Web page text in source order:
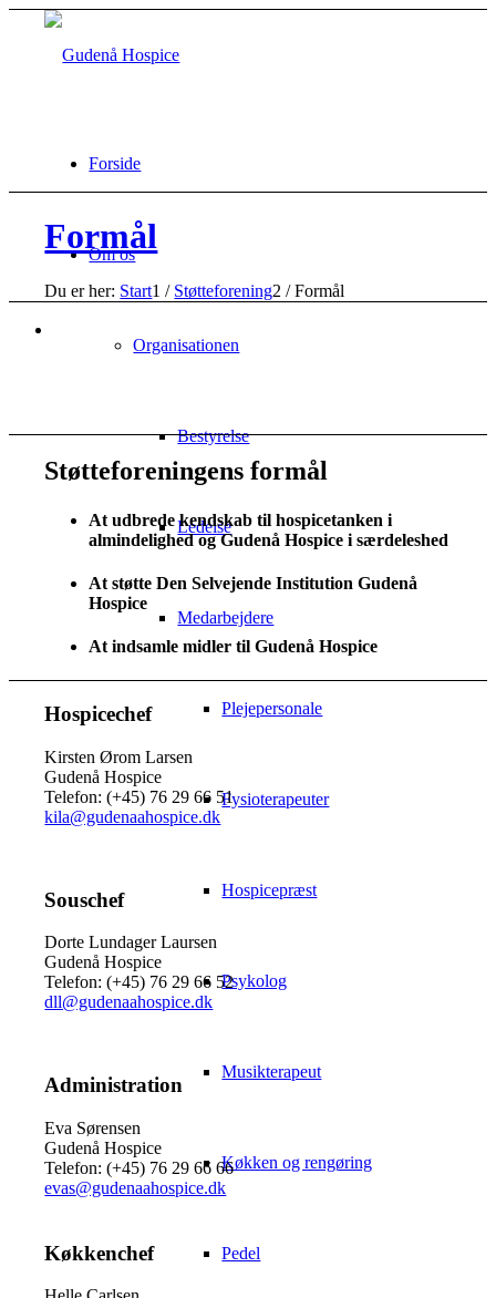
Forside
Om os
Organisationen
Bestyrelse
Ledelse
Medarbejdere
Plejepersonale
Fysioterapeuter
Hospicepræst
Psykolog
Musikterapeut
Køkken og rengøring
Pedel
Formål
Du er her: Start1 / Støtteforening2 / Formål
Støtteforeningens formål
At udbrede kendskab til hospicetanken i
almindelighed og Gudenå Hospice i særdeleshed
At støtte Den Selvejende Institution Gudenå
Hospice
At indsamle midler til Gudenå Hospice
Hospicechef
Kirsten Ørom Larsen
Gudenå Hospice
Telefon: (+45) 76 29 66 51
kila@gudenaahospice.dk
Souschef
Dorte Lundager Laursen
Gudenå Hospice
Telefon: (+45) 76 29 66 52
dll@gudenaahospice.dk
Administration
Eva Sørensen
Gudenå Hospice
Telefon: (+45) 76 29 66 66
evas@gudenaahospice.dk
Køkkenchef